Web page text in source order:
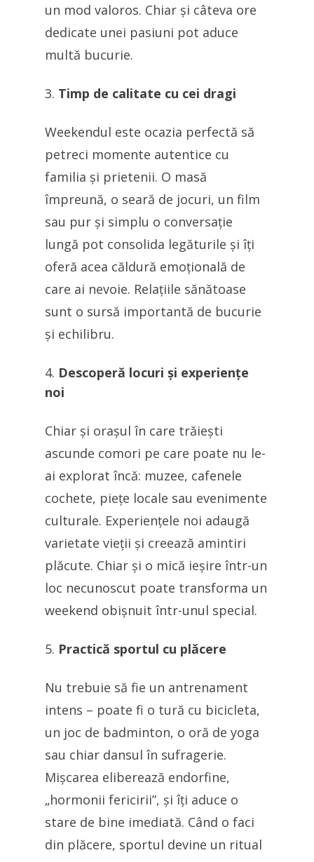
un mod valoros. Chiar și câteva ore
dedicate unei pasiuni pot aduce
multă bucurie.
Timp de calitate cu cei dragi
Weekendul este ocazia perfectă să
petreci momente autentice cu
familia și prietenii. O masă
împreună, o seară de jocuri, un film
sau pur și simplu o conversație
lungă pot consolida legăturile și îți
oferă acea căldură emoțională de
care ai nevoie. Relațiile sănătoase
sunt o sursă importantă de bucurie
și echilibru.
Descoperă locuri și experiențe
noi
Chiar și orașul în care trăiești
ascunde comori pe care poate nu le-
ai explorat încă: muzee, cafenele
cochete, piețe locale sau evenimente
culturale. Experiențele noi adaugă
varietate vieții și creează amintiri
plăcute. Chiar și o mică ieșire într-un
loc necunoscut poate transforma un
weekend obișnuit într-unul special.
Practică sportul cu plăcere
Nu trebuie să fie un antrenament
intens – poate fi o tură cu bicicleta,
un joc de badminton, o oră de yoga
sau chiar dansul în sufragerie.
Mișcarea eliberează endorfine,
„hormonii fericirii”, și îți aduce o
stare de bine imediată. Când o faci
din plăcere, sportul devine un ritual